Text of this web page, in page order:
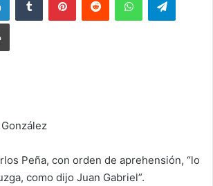
Imprimir
Peña, con orden de aprehensión, “lo
como dijo Juan Gabriel”.